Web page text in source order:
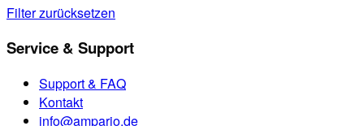
Filter zurücksetzen
Service & Support
Support & FAQ
Kontakt
info@ampario.de